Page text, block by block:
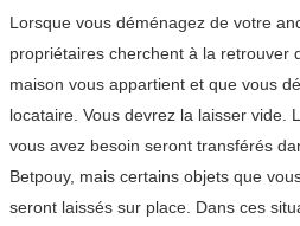
Lorsque vous déménagez de votre
propriétaires cherchent à la retrouver
maison vous appartient et que vous
locataire. Vous devrez la laisser vide.
vous avez besoin seront transférés
Betpouy, mais certains objets que
seront laissés sur place. Dans ces